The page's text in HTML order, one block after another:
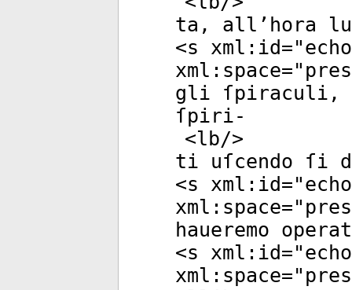
ta, all’hora
<s xml:id="
xml:space="
gli ſpiraculi,
ſpiri-
<lb/>
ti uſcendo ſi
<s xml:id="
xml:space="
haueremo
<s xml:id="
xml:space="